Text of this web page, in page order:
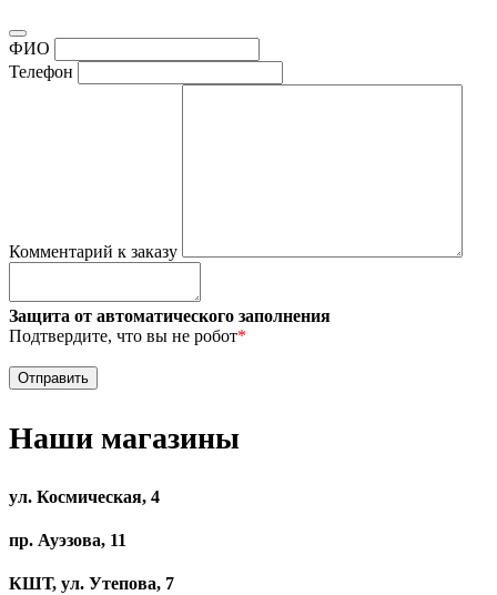
ФИО
Телефон
Комментарий к заказу
Защита от автоматического заполнения
Подтвердите, что вы не робот*
Наши магазины
ул. Космическая, 4
пр. Ауэзова, 11
КШТ, ул. Утепова, 7